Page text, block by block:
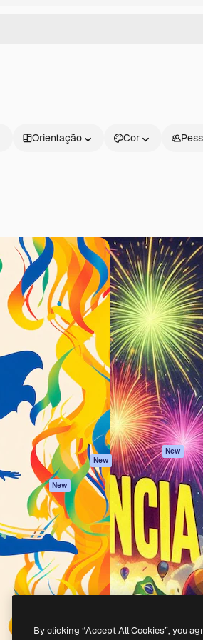
Orientação Cor
Produtos
Spaces
Assistente de IA
Gerador de
imagens
Gerador de vídeos
Texto para voz
Conteúdo de stock
MCP para
Claude/ChatGPT
New
Agentes New
API
App móvel
Todas as
ferramentas
Começar
Academy
Documentação
Atendimento
Termos e
condições
Política de
privacidade
Originais New
Política de
Central de
confiabilidade
Afiliados
Empresas
Todos os direitos reservados.
By clicking “Accept All Cookies”, you